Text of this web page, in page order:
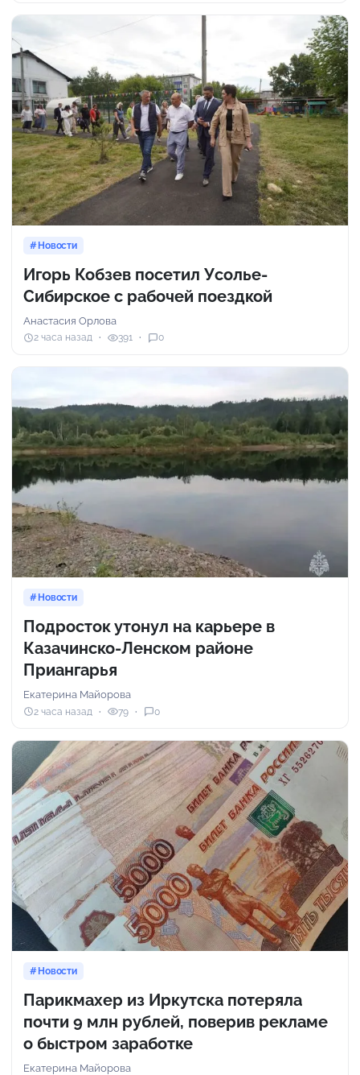
Новости
Игорь Кобзев посетил Усолье-
Сибирское с рабочей поездкой
Анастасия Орлова
2 часа назад 391 0
Новости
Подросток утонул на карьере в
Казачинско-Ленском районе
Приангарья
Екатерина Майорова
2 часа назад 79 0
Новости
Парикмахер из Иркутска потеряла
почти 9 млн рублей, поверив рекламе
о быстром заработке
Екатерина Майорова